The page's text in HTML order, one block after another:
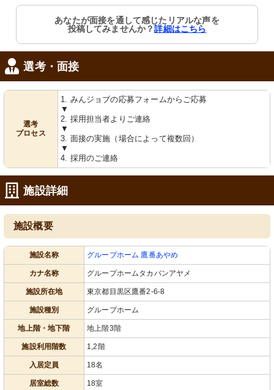
談話室
木目調の床が心地よい、活気あふれる
空間です。スタッフが利用者様のサポ
ートにあたっています。
浴室
安心して使える手すり付き浴室。清潔
で明るい空間が広がっています。
あなたが面接を通して感じたリアルな声を
投稿してみませんか？詳細はこちら
選考・面接
選考
プロセス
1. みんジョブの応募フォームからご応募
▼
2. 採用担当者よりご連絡
▼
3. 面接の実施（場合によって複数回）
▼
4. 採用のご連絡
施設詳細
施設概要
施設名称 グループホーム 鷹番あやめ
カナ名称 グループホームタカバンアヤメ
施設所在地 東京都目黒区鷹番2-6-8
施設種別 グループホーム
地上階・地下階 地上階3階
施設利用階数 1,2階
入居定員 18名
居室総数 18室